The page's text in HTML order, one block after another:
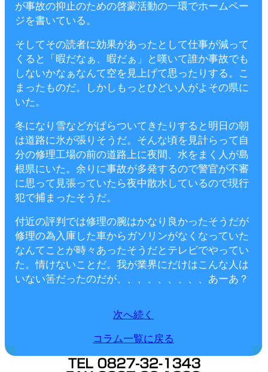
が事故の抑止のための啓蒙活動の一環でホームペー
ジを書いている。
そしてその読者に効果があったとして仕事が減って
くると「暇だなぁ、暇だぁ」と嘆いて誰か事故でも
しないかなぁなんて空を見上げて思ったりする。こ
まったものだ。しかしもっとひどい人がよその県に
いた。
冬になり雪などがぱらついてきたりすると明日の朝
は道路に氷が張りそうだ。そんな頃を見計らって自
分の修理工場の前の道路上に夜間、水をまく人が島
根県にいた。余りに事故が多発するので警官が不審
に思って見張っていたら夜中散水しているので現行
犯で捕まったそうだ。
付近の評判では修理の腕はかなり良かったそうだが
修理の為入庫した車からガソリンがなくなっていた
なんてことが時々あったそうだとテレビでやってい
た。情けないことだ。我が業界にだけはこんな人は
いない筈だったのだが、、、、、、、、、あーあ？
次へ続く
コラム一覧に戻る